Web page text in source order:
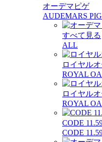
オーデマピゲ
AUDEMARS
すべて見る
ALL
ロイヤル
ROYAL
ロイヤル
ROYAL
CODE
CODE